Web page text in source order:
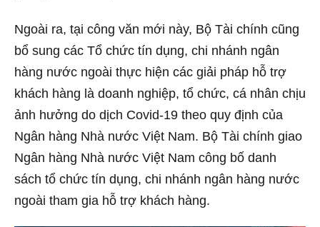
Ngoài ra, tại công văn mới này, Bộ Tài chính cũng
bổ sung các Tổ chức tín dụng, chi nhánh ngân
hàng nước ngoài thực hiện các giải pháp hỗ trợ
khách hàng là doanh nghiệp, tổ chức, cá nhân chịu
ảnh hưởng do dịch Covid-19 theo quy định của
Ngân hàng Nhà nước Việt Nam. Bộ Tài chính giao
Ngân hàng Nhà nước Việt Nam công bố danh
sách tổ chức tín dụng, chi nhánh ngân hàng nước
ngoài tham gia hỗ trợ khách hàng.